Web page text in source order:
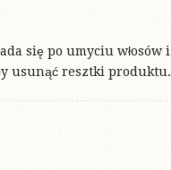
się po umyciu włosów i
usunąć resztki produktu.